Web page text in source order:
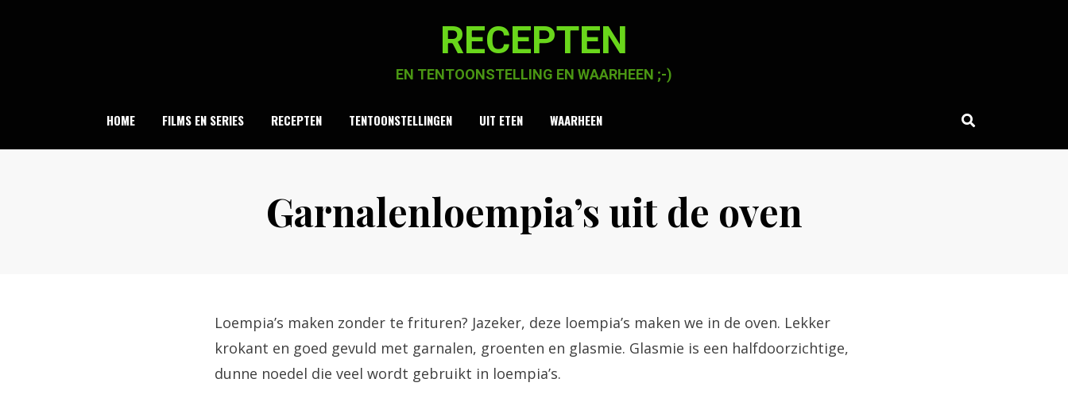
RECEPTEN
EN TENTOONSTELLING EN WAARHEEN ;-)
HOME FILMS EN SERIES RECEPTEN TENTOONSTELLINGEN UIT ETEN WAARHEEN
Garnalenloempia’s uit de oven
Loempia’s maken zonder te frituren? Jazeker, deze loempia’s maken we in de oven. Lekker
krokant en goed gevuld met garnalen, groenten en glasmie. Glasmie is een halfdoorzichtige,
dunne noedel die veel wordt gebruikt in loempia’s.